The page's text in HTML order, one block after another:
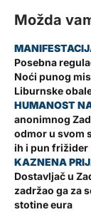
Možda
Posebna
Noći punog
Liburnske
anonimnog
odmor u svom
ih i pun frižider
Dostavljač u
zadržao ga za
stotine eura